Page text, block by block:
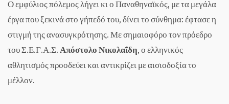
Ο εμφύλιος πόλεμος λήγει κι ο Παναθηναϊκός, με τα μεγάλα
έργα που ξεκινά στο γήπεδό του, δίνει το σύνθημα: έφτασε η
στιγμή της ανασυγκρότησης. Με σημαιοφόρο τον πρόεδρο
του Σ.Ε.Γ.Α.Σ.Απόστολο Νικολαΐδη, ο ελληνικός
αθλητισμός προοδεύει και αντικρίζει με αισιοδοξία το
μέλλον.